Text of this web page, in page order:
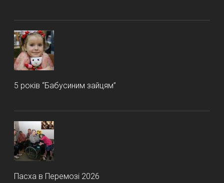
5 років “Бабусиним зайцям”
Пасха в Перемозі 2026